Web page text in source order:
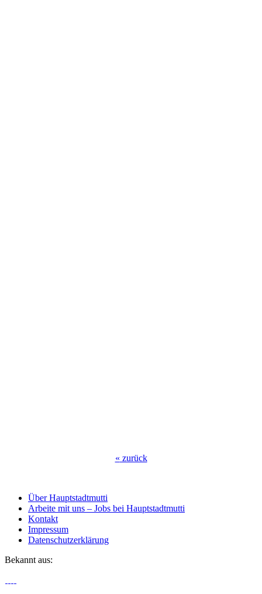
« zurück
Über Hauptstadtmutti
Arbeite mit uns – Jobs bei Hauptstadtmutti
Kontakt
Impressum
Datenschutzerklärung
Bekannt aus: